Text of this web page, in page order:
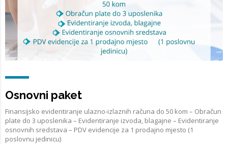
Osnovni paket
Finansijsko evidentiranje ulazno-izlaznih računa do 50 kom – Obračun
plate do 3 uposlenika – Evidentiranje izvoda, blagajne – Evidentiranje
osnovnih sredstava – PDV evidencije za 1 prodajno mjesto (1
poslovnu jedinicu)